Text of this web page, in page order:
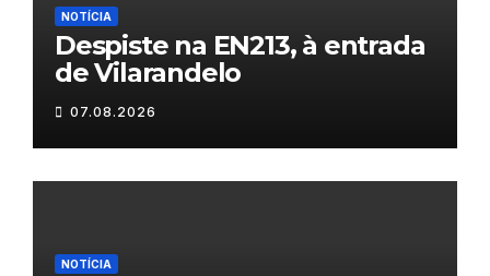
NOTÍCIA
Despiste na EN213, à entrada
de Vilarandelo
07.08.2026
NOTÍCIA